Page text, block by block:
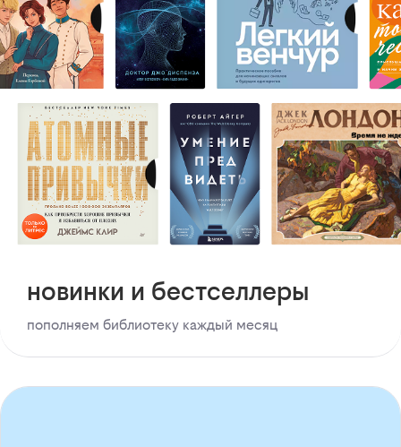
новинки и бестселлеры
пополняем библиотеку каждый месяц